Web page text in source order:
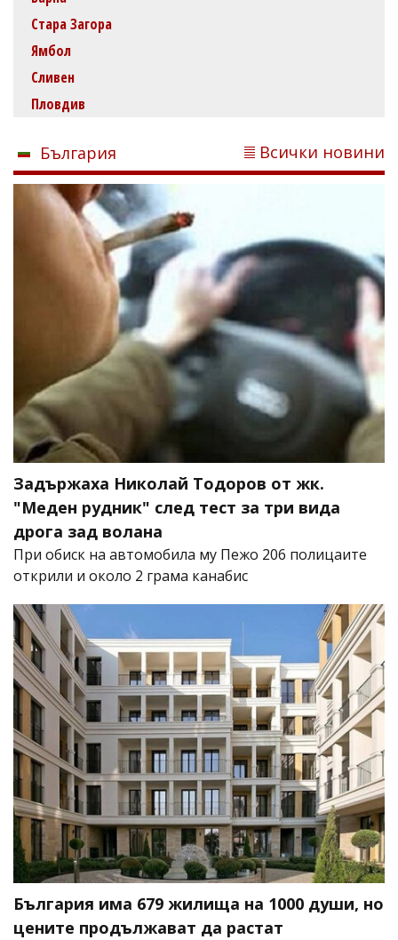
Стара Загора
Ямбол
Сливен
Пловдив
България Всички новини
Задържаха Николай Тодоров от жк.
"Меден рудник" след тест за три вида
дрога зад волана
При обиск на автомобила му Пежо 206 полицаите
открили и около 2 грама канабис
България има 679 жилища на 1000 души, но
цените продължават да растат